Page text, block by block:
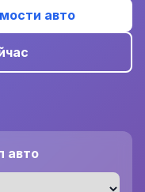
авто
авто